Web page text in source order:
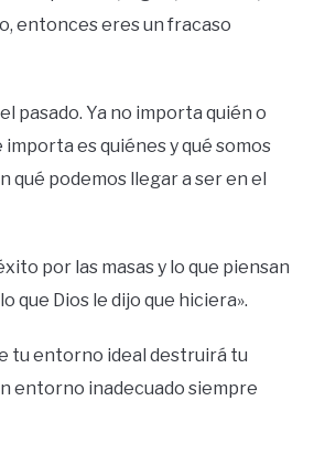
entonces eres un fracaso
pasado. Ya no importa quién o
importa es quiénes y qué somos
qué podemos llegar a ser en el
por las masas y lo que piensan
que Dios le dijo que hiciera».
tu entorno ideal destruirá tu
entorno inadecuado siempre